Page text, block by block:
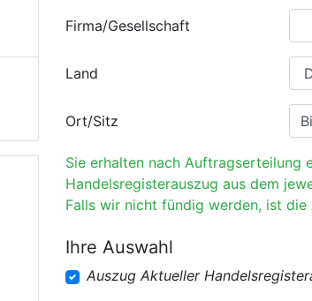
Firma/Gesellschaft
Land
Ort/Sitz
Sie erhalten nach Auftragserteilung
Handelsregisterauszug aus dem
Falls wir nicht fündig werden, ist
Ihre Auswahl
Auszug Aktueller